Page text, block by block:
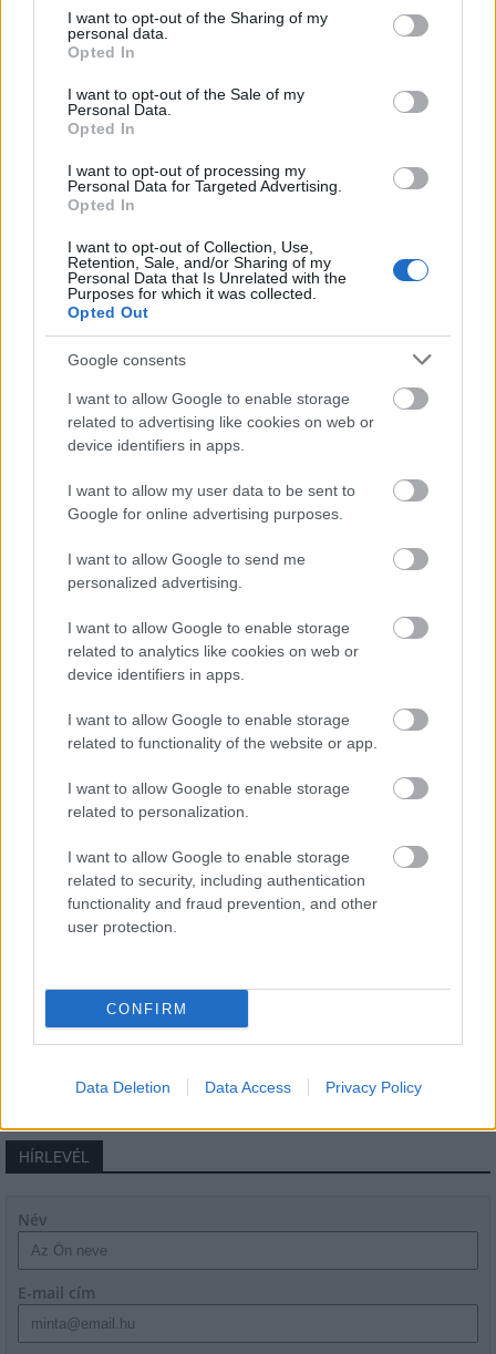
not limited to your visit or usage behaviour. You may click to
grant or deny consent to Google and its third-party tags to
use your data for below specified purposes in below Google
consent section.
I want to opt-out of the Sharing of my
personal data.
Opted In
I want to opt-out of the Sale of my
Personal Data.
Opted In
I want to opt-out of processing my
Personal Data for Targeted Advertising.
Opted In
I want to opt-out of Collection, Use,
Retention, Sale, and/or Sharing of my
Personal Data that Is Unrelated with the
Purposes for which it was collected.
Opted Out
Google consents
I want to allow Google to enable storage
related to advertising like cookies on web or
device identifiers in apps.
I want to allow my user data to be sent to
Google for online advertising purposes.
I want to allow Google to send me
personalized advertising.
I want to allow Google to enable storage
related to analytics like cookies on web or
device identifiers in apps.
I want to allow Google to enable storage
related to functionality of the website or app.
I want to allow Google to enable storage
related to personalization.
I want to allow Google to enable storage
related to security, including authentication
functionality and fraud prevention, and other
user protection.
CONFIRM
Data Deletion Data Access Privacy Policy
AJÁNLJUK MÉG
Helyi hírek
Fáklyafényben tárul fel Székesfehérvár történelmi
belvárosa
Helyi hírek
Harmonia Albensis: négy nyári koncerttel tölti meg
Székesfehérvár templomait
szakasz is szintet lép
HÍRLEVÉL
Név
E-mail cím